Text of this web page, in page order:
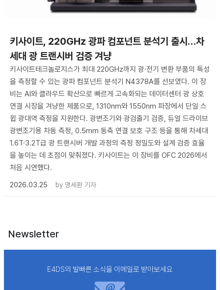
키사이트, 220GHz 광파 컴포넌트 분석기 출시…차
세대 광 트랜시버 검증 겨냥
키사이트테크놀로지스가 최대 220GHz까지 광·전기 변환 부품의 특성
을 측정할 수 있는 광파 컴포넌트 분석기 N4378A를 선보였다. 이 장
비는 AI와 클라우드 확산으로 빠르게 고속화되는 데이터센터 광 상호
연결 시장을 겨냥한 제품으로, 1310nm와 1550nm 파장에서 단일 스
윕 광대역 측정을 지원한다. 광변조기와 광검출기 검증, 듀얼 드라이브
광변조기용 차동 측정, 0.5mm 동축 연결 보호 구조 등을 통해 차세대
1.6T·3.2T급 광 트랜시버 개발 과정의 측정 정밀도와 설계 검증 효율
을 높이는 데 초점이 맞춰졌다. 키사이트는 이 장비를 OFC 2026에서
처음 시연했다.
2026.03.25
by 명세환 기자
Newsletter
E4DS의 발빠른 소식을 이메일로 받아보세요